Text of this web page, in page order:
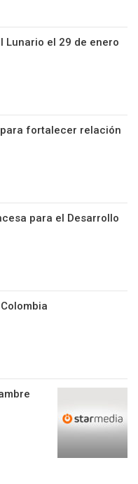
Lunario el 29 de enero
fortalecer relación
para el Desarrollo